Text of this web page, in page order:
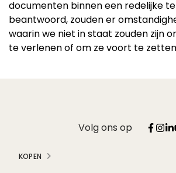
documenten binnen een redelijke
beantwoord, zouden er
waarin we niet in staat zouden zijn
te verlenen of om ze voort te
Volg ons op
KOPEN